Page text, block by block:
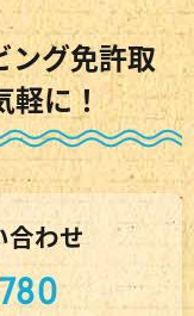
ング免許取
軽に！
合わせ